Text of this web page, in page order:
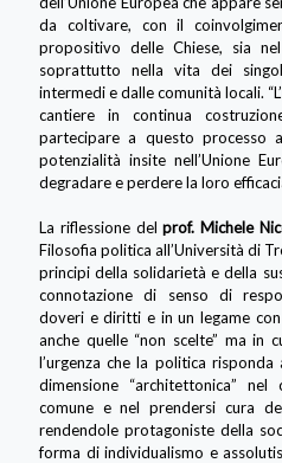
da coltivare, con il
propositivo delle Chiese, sia
soprattutto nella vita dei
intermedi e dalle comunità locali.
cantiere in continua
partecipare a questo
potenzialità insite nell’Unione
degradare e perdere la loro
La riflessione delprof. Michele
Filosofia politica all’Università di
principi della solidarietà e della
connotazione di senso di
doveri e diritti e in un legame
anche quelle “non scelte” ma in
l’urgenza che la politica
dimensione “architettonica”
comune e nel prendersi cura
rendendole protagoniste della
forma di individualismo e